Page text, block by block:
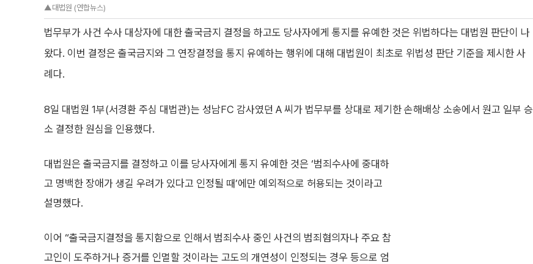
▲대법원 (연합뉴스)
법무부가 사건 수사 대상자에 대한 출국금지 결정을 하고도 당사자에게 통지를 유예한 것은 위법하다는 대법원 판단이 나
왔다. 이번 결정은 출국금지와 그 연장결정을 통지 유예하는 행위에 대해 대법원이 최초로 위법성 판단 기준을 제시한 사
례다.
8일 대법원 1부(서경환 주심 대법관)는 성남FC 감사였던 A 씨가 법무부를 상대로 제기한 손해배상 소송에서 원고 일부 승
소 결정한 원심을 인용했다.
대법원은 출국금지를 결정하고 이를 당사자에게 통지 유예한 것은 ‘범죄수사에 중대하
고 명백한 장애가 생길 우려가 있다고 인정될 때’에만 예외적으로 허용되는 것이라고
설명했다.
이어 “출국금지결정을 통지함으로 인해서 범죄수사 중인 사건의 범죄혐의자나 주요 참
고인이 도주하거나 증거를 인멸할 것이라는 고도의 개연성이 인정되는 경우 등으로 엄